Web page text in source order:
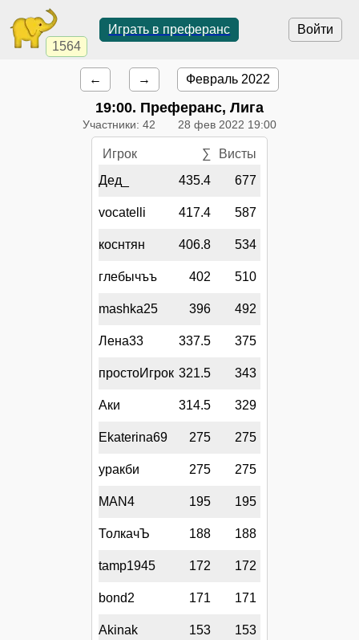
1564
Войти
Играть в преферанс
← → Февраль 2022
19:00. Преферанс, Лига
Участники: 42 28 фев 2022 19:00
Игрок ∑
Висты
Дед_
435.4 677
vocatelli 417.4 587
коснтян 406.8 534
глебычъъ 402 510
mashka25 396 492
Лена33 337.5 375
простоИгрок 321.5 343
Аки 314.5 329
Ekaterina69 275 275
уракби 275 275
MAN4 195 195
ТолкачЪ 188 188
tamp1945 172 172
bond2 171 171
Akinak 153 153